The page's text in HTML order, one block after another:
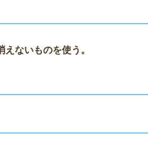
ないものを使う。